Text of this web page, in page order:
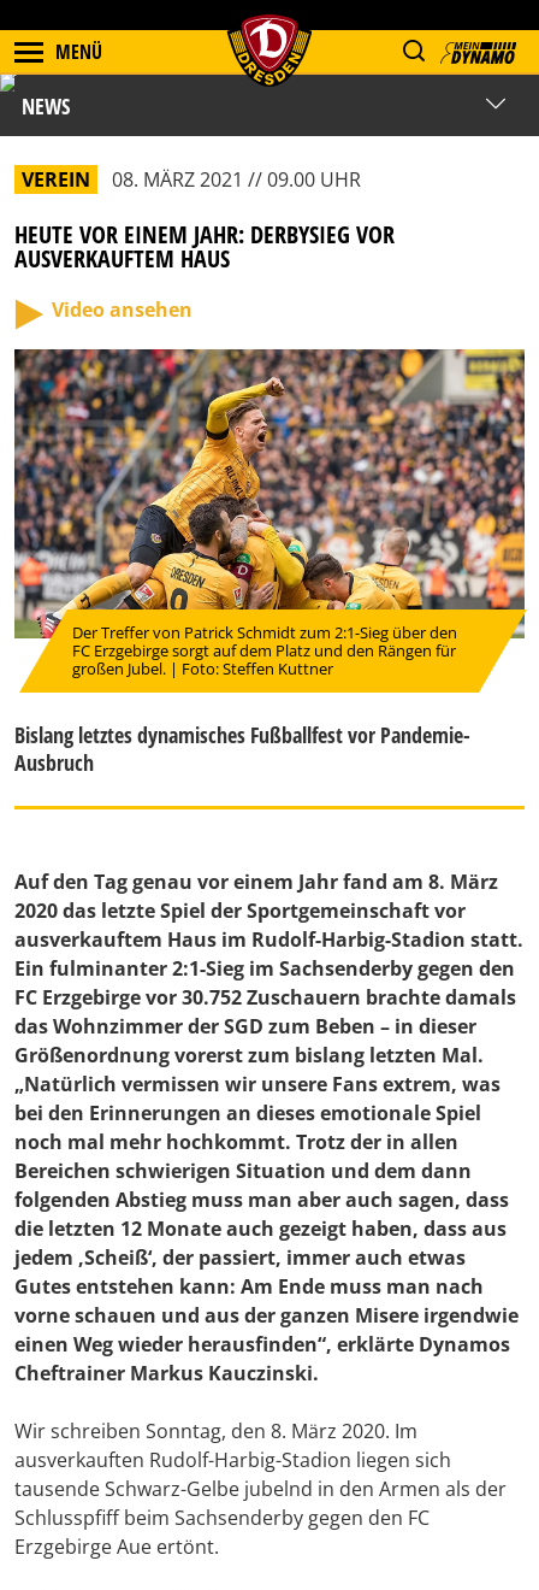
MENÜ
NEWS
VEREIN 08. MÄRZ 2021 // 09.00 UHR
HEUTE VOR EINEM JAHR: DERBYSIEG VOR
AUSVERKAUFTEM HAUS
Video ansehen
Der Treffer von Patrick Schmidt zum 2:1-Sieg über den
FC Erzgebirge sorgt auf dem Platz und den Rängen für
großen Jubel. | Foto: Steffen Kuttner
Bislang letztes dynamisches Fußballfest vor Pandemie-
Ausbruch
Auf den Tag genau vor einem Jahr fand am 8. März
2020 das letzte Spiel der Sportgemeinschaft vor
ausverkauftem Haus im Rudolf-Harbig-Stadion statt.
Ein fulminanter 2:1-Sieg im Sachsenderby gegen den
FC Erzgebirge vor 30.752 Zuschauern brachte damals
das Wohnzimmer der SGD zum Beben – in dieser
Größenordnung vorerst zum bislang letzten Mal.
„Natürlich vermissen wir unsere Fans extrem, was
bei den Erinnerungen an dieses emotionale Spiel
noch mal mehr hochkommt. Trotz der in allen
Bereichen schwierigen Situation und dem dann
folgenden Abstieg muss man aber auch sagen, dass
die letzten 12 Monate auch gezeigt haben, dass aus
jedem ‚Scheiß‘, der passiert, immer auch etwas
Gutes entstehen kann: Am Ende muss man nach
vorne schauen und aus der ganzen Misere irgendwie
einen Weg wieder herausfinden“, erklärte Dynamos
Cheftrainer Markus Kauczinski.
Wir schreiben Sonntag, den 8. März 2020. Im
ausverkauften Rudolf-Harbig-Stadion liegen sich
tausende Schwarz-Gelbe jubelnd in den Armen als der
Schlusspfiff beim Sachsenderby gegen den FC
Erzgebirge Aue ertönt.